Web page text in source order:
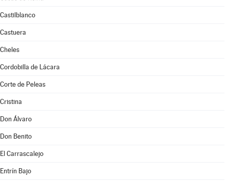
Castilblanco
Castuera
Cheles
Cordobilla de Lácara
Corte de Peleas
Cristina
Don Álvaro
Don Benito
El Carrascalejo
Entrín Bajo